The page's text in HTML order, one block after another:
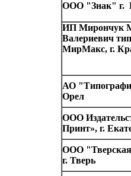
ООО "Знак" г.
ИП Мирончук
Валериевич
МирМакс, г.
АО
Орел
ООО
Принт», г.
ООО
г. Тверь